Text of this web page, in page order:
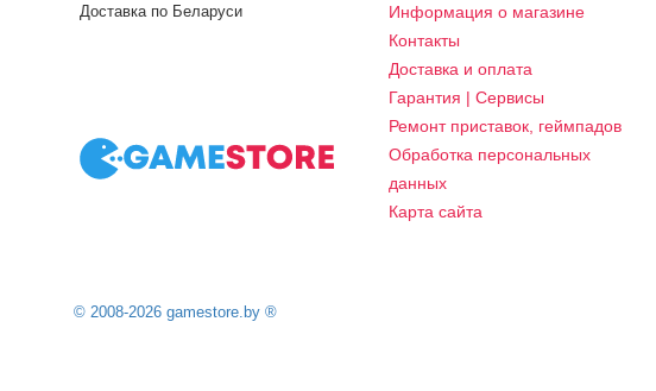
Доставка по Беларуси
© 2008-2026 gamestore.by ®
Информация о магазине
Контакты
Доставка и оплата
Гарантия | Сервисы
Ремонт приставок, геймпадов
Обработка персональных
данных
Карта сайта